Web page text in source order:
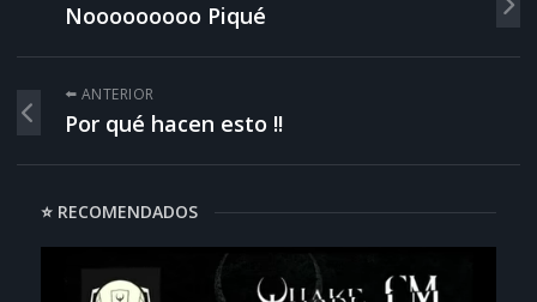
Nooooooooo Piqué
⬅️ ANTERIOR
Por qué hacen esto !!
⭐ RECOMENDADOS